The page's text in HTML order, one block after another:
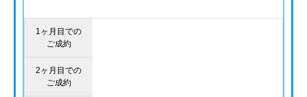
1ヶ月目での
ご成約
2ヶ月目での
ご成約